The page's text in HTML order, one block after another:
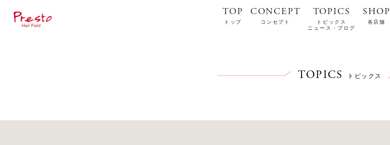
TOP
トップ
CONCEPT
コンセプト
TOPICS
トピックス
ニュース・ブログ
SHOP
各店舗
TOPICS トピックス